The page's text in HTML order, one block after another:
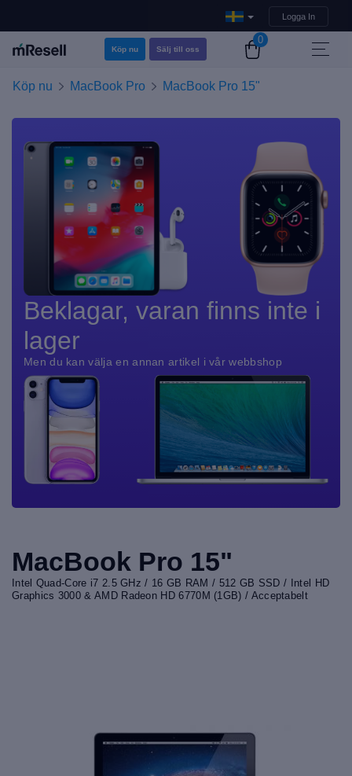
Logga In
Köp nu Sälj till oss
0
Köp nu MacBook Pro MacBook Pro 15"
Beklagar, varan finns inte i
lager
Men du kan välja en annan artikel i vår webbshop
MacBook Pro 15"
Intel Quad-Core i7 2.5 GHz / 16 GB RAM / 512 GB SSD / Intel HD
Graphics 3000 & AMD Radeon HD 6770M (1GB) / Acceptabelt